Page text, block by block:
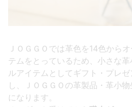
ＪＯＧＧＯでは革色を14色から
テムをとっているため、小さな
ルアイテムとしてギフト・プレ
し、ＪＯＧＧＯの革製品・革小
になります。